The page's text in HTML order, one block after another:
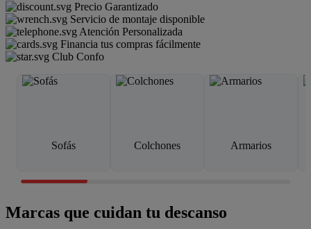
Precio Garantizado
Servicio de montaje disponible
Atención Personalizada
Financia tus compras fácilmente
Club Confo
Sofás Colchones Armarios
Marcas que cuidan tu descanso